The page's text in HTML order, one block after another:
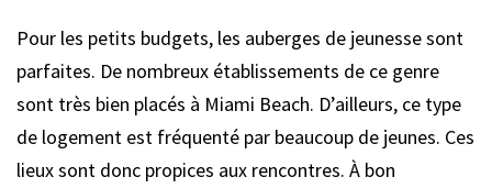
Pour les petits budgets, les auberges de jeunesse sont
parfaites. De nombreux établissements de ce genre
sont très bien placés à Miami Beach. D’ailleurs, ce type
de logement est fréquenté par beaucoup de jeunes. Ces
lieux sont donc propices aux rencontres. À bon